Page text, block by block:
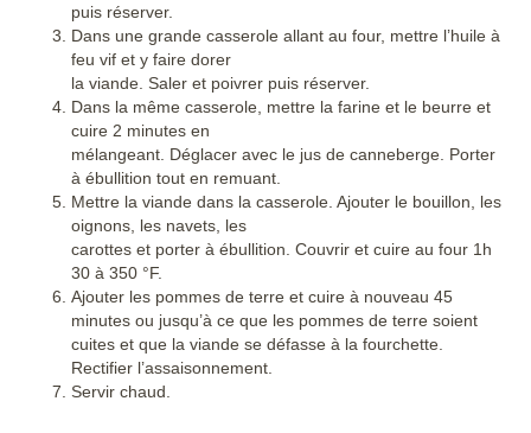
puis réserver.
Dans une grande casserole allant au four, mettre l’huile à
feu vif et y faire dorer
la viande. Saler et poivrer puis réserver.
Dans la même casserole, mettre la farine et le beurre et
cuire 2 minutes en
mélangeant. Déglacer avec le jus de canneberge. Porter
à ébullition tout en remuant.
Mettre la viande dans la casserole. Ajouter le bouillon, les
oignons, les navets, les
carottes et porter à ébullition. Couvrir et cuire au four 1h
30 à 350 °F.
Ajouter les pommes de terre et cuire à nouveau 45
minutes ou jusqu’à ce que les pommes de terre soient
cuites et que la viande se défasse à la fourchette.
Rectifier l’assaisonnement.
Servir chaud.